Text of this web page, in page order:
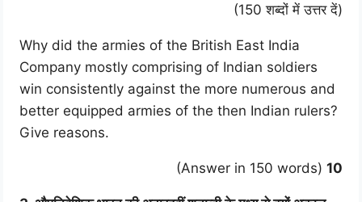
(150 शब्दों में उत्तर दें)
Why did the armies of the British East India
Company mostly comprising of Indian soldiers
win consistently against the more numerous and
better equipped armies of the then Indian rulers?
Give reasons.
(Answer in 150 words) 10